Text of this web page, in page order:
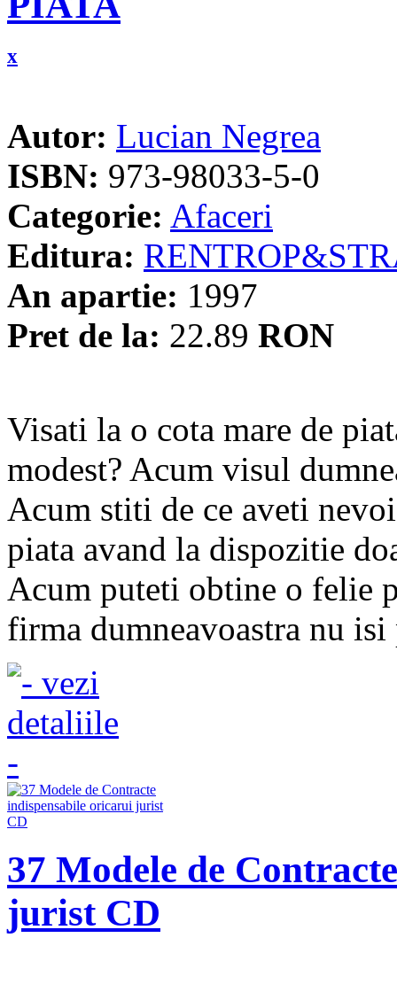
x
Autor: Lucian Negrea
ISBN: 973-98033-5-0
Categorie: Afaceri
Editura:
An apartie: 1997
Pret de la: 22.89 RON
Visati la o cota mare de
modest? Acum visul
Acum stiti de ce aveti
piata avand la dispozitie
Acum puteti obtine o felie
firma dumneavoastra nu
37 Modele de
jurist CD